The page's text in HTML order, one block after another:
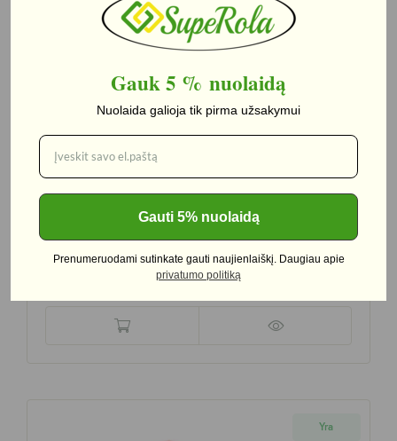
Kakavos milteliai 20-22%–250g
6,09€
Yra
Gauk 5 % nuolaidą
Nuolaida galioja tik pirma užsakymui
Gauti 5% nuolaidą
Prenumeruodami sutinkate gauti naujienlaiškį. Daugiau apie
privatumo politiką